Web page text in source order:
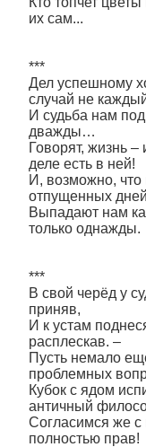
их сам...
***
Дел успешному
случай не
И судьба нам
дважды…
Говорят, жизнь
деле есть в ней!
И, возможно, что
отпущенных дней
Выпадают нам
только однажды.
***
В свой черёд у
приняв,
И к устам
расплескав. –
Пусть немало
проблемных
Кубок с ядом
античный
Согласимся же
полностью прав!